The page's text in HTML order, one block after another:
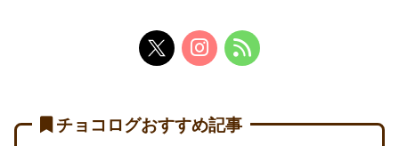
チョコログおすすめ記事